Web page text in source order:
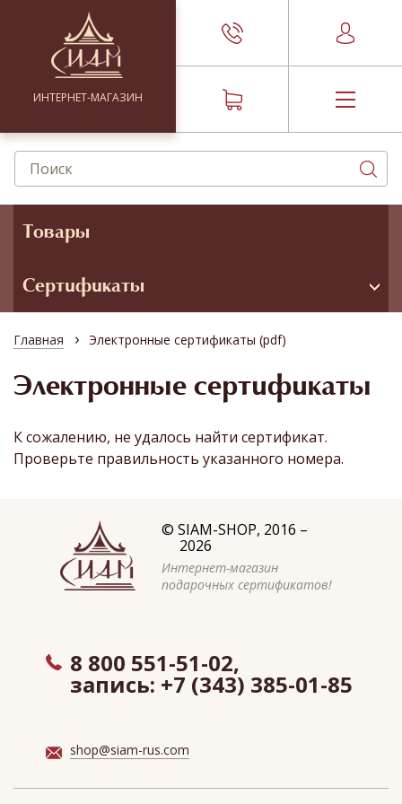
ИНТЕРНЕТ-МАГАЗИН
Товары
Сертификаты
Главная › Электронные сертификаты (pdf)
Электронные сертификаты
К сожалению, не удалось найти сертификат.
Проверьте правильность указанного номера.
© SIAM-SHOP, 2016 –
2026
Интернет-магазин
подарочных сертификатов!
8 800 551-51-02,
запись: +7 (343) 385-01-85
shop@siam-rus.com